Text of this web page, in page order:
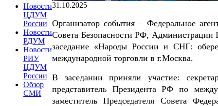
Новости
ЦДУМ
России
Новости
РДУМ
Новости
РИУ
ЦДУМ
России
Обзор
СМИ
31.10.2025
Организатор события – Федеральное
Совета Безопасности РФ,
заседание «Народы России и СНГ:
международной торговли в г.Москва.
В заседании приняли участие:
представитель Президента РФ по
заместитель Председателя Совета